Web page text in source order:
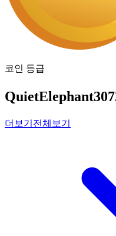
코인 등급
더보기 전체보기